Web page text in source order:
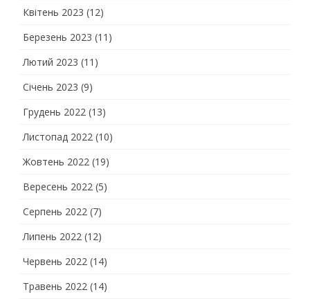
Квітень 2023 (12)
Березень 2023 (11)
Лютий 2023 (11)
Січень 2023 (9)
Грудень 2022 (13)
Листопад 2022 (10)
Жовтень 2022 (19)
Вересень 2022 (5)
Серпень 2022 (7)
Липень 2022 (12)
Червень 2022 (14)
Травень 2022 (14)